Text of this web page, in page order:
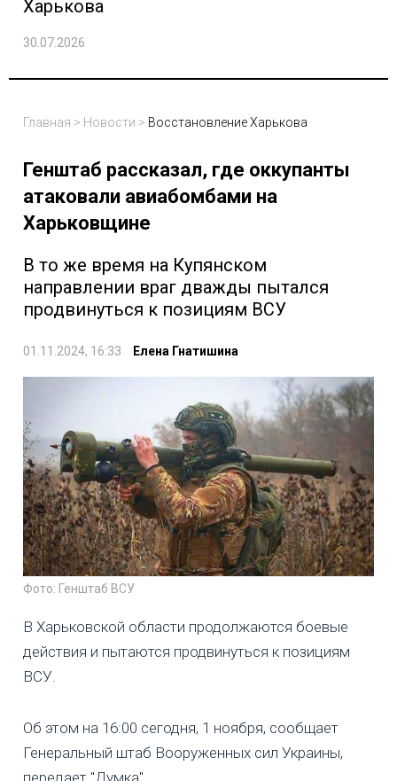
Харькова
30.07.2026
Главная > Новости > Восстановление Харькова
Генштаб рассказал, где оккупанты
атаковали авиабомбами на
Харьковщине
В то же время на Купянском
направлении враг дважды пытался
продвинуться к позициям ВСУ
01.11.2024, 16:33 Елена Гнатишина
Фото: Генштаб ВСУ
В Харьковской области продолжаются боевые
действия и пытаются продвинуться к позициям
ВСУ.
Об этом на 16:00 сегодня, 1 ноября, сообщает
Генеральный штаб Вооруженных сил Украины,
передает "Думка".